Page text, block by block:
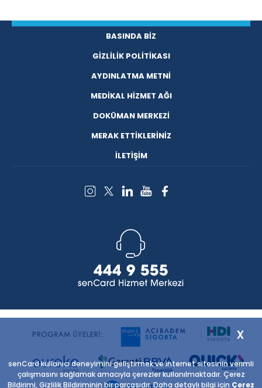
BASINDA BİZ
GİZLİLİK POLİTİKASI
AYDINLATMA METNİ
MEDİKAL HİZMET AĞI
DOKÜMAN MERKEZİ
MERAK ETTİKLERİNİZ
İLETİŞİM
senCard kullanıcı deneyimini geliştirmek ve internet sitesinin verimli
çalışmasını sağlamak amacıyla çerezler kullanılmaktadır. Çerez
Bildirimi, Gizlilik Bildiriminin bir parçasıdır. Daha detaylı bilgi için Çerez
x